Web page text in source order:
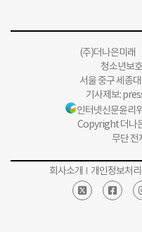
(주)더나은미
청소년보
서울 중구 세종
기사제보:
인터넷신문윤리
Copyright 더나
무단 전
회사소개 개인정보처